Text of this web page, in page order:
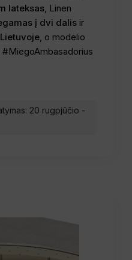
lateksas , Linen
į dvi dalis ir
, o modelio
#MiegoAmbasadorius
20 rugpjūčio -